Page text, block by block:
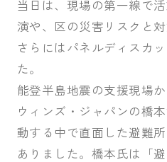
当日は、現場の第一線で
演や、区の災害リスクと
さらにはパネルディスカ
た。
能登半島地震の支援現場
ウィンズ・ジャパンの橋
動する中で直面した避難
ありました。橋本氏は「